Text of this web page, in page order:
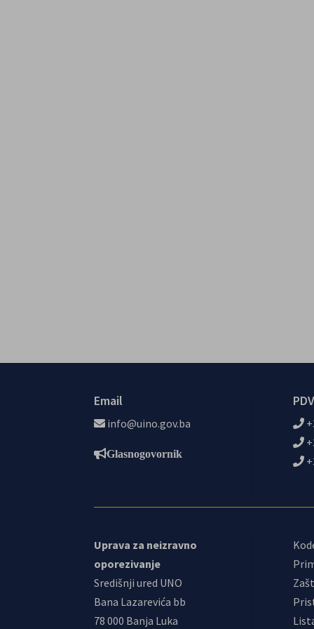
Email
info@uino.gov.ba
Glasnogovornik
Uprava za neizravno
oporezivanje
Središnji ured UNO
Bana Lazarevića bb
78 000 Banja Luka